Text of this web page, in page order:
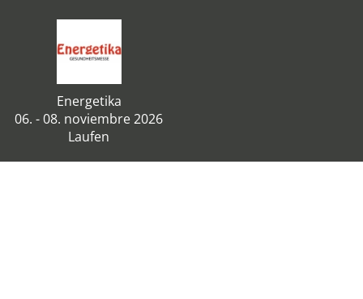
Energetika
06. - 08. noviembre 2026
Laufen